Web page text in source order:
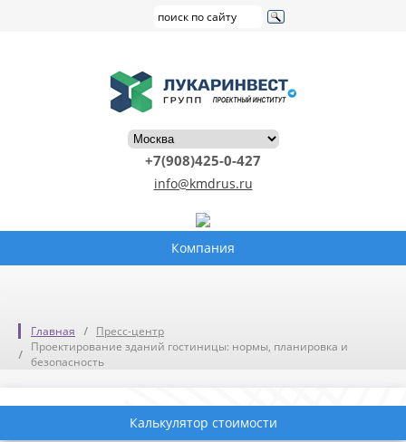
+7(908)425-0-427
info@kmdrus.ru
Компания
Главная
Пресс-центр
Проектирование зданий гостиницы: нормы, планировка и
безопасность
Калькулятор стоимости